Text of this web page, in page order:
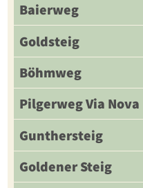
Baierweg
Goldsteig
Böhmweg
Pilgerweg Via Nova
Gunthersteig
Goldener Steig